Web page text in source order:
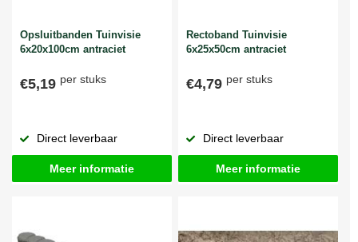
Opsluitbanden Tuinvisie
6x20x100cm antraciet
€5,19 per stuks
Direct leverbaar
Meer informatie
Rectoband Tuinvisie
6x25x50cm antraciet
€4,79 per stuks
Direct leverbaar
Meer informatie